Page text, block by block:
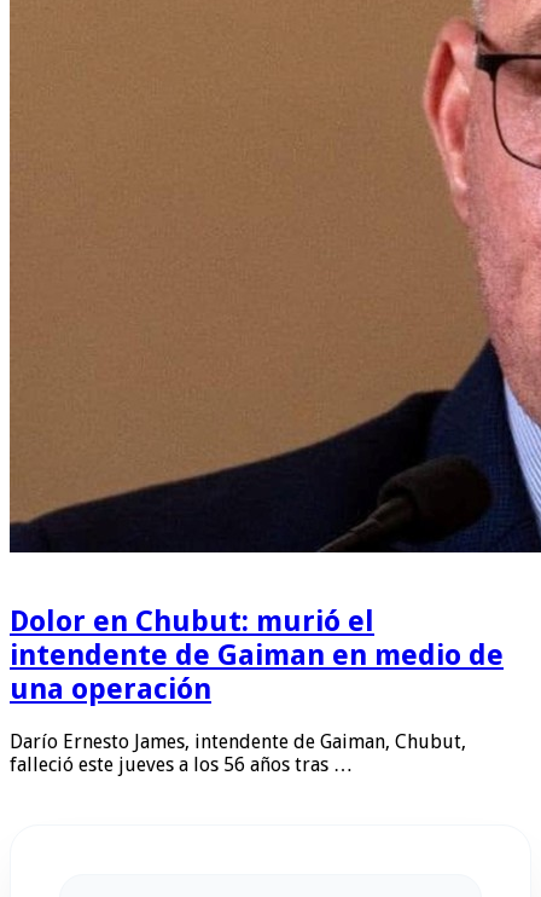
Dolor en Chubut: murió el
intendente de Gaiman en medio de
una operación
Darío Ernesto James, intendente de Gaiman, Chubut,
falleció este jueves a los 56 años tras …